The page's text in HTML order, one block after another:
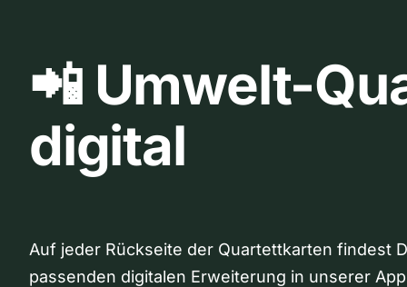
📲 Umwelt-
digital
Auf jeder Rückseite der Quartettkarten findest
passenden digitalen Erweiterung in unserer